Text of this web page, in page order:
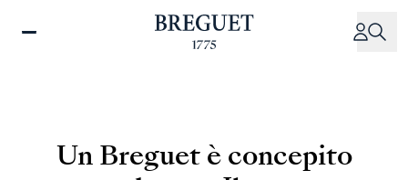
Un Breguet è concepito